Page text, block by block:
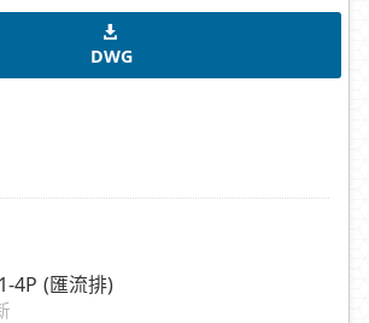
DWG
4P (匯流排)